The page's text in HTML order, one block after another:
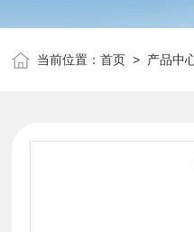
当前位置：首页 > 产品中